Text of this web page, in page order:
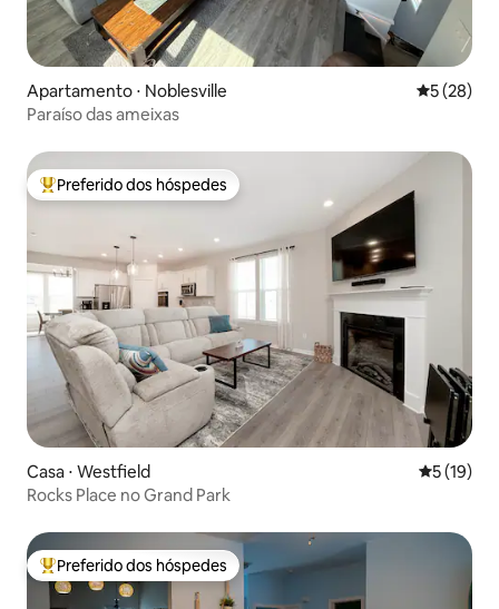
Apartamento ⋅ Noblesville 5 de uma
5 (28)
Paraíso das ameixas
Entre os melhores preferidos dos hóspedes
Preferido dos hóspedes
Casa ⋅ Westfield 5 de uma
5 (19)
Rocks Place no Grand Park
Entre os melhores preferidos dos hóspedes
Preferido dos hóspedes